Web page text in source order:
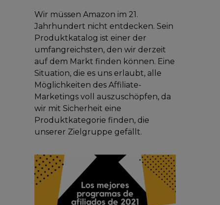
Wir müssen Amazon im 21.
Jahrhundert nicht entdecken. Sein
Produktkatalog ist einer der
umfangreichsten, den wir derzeit
auf dem Markt finden können. Eine
Situation, die es uns erlaubt, alle
Möglichkeiten des Affiliate-
Marketings voll auszuschöpfen, da
wir mit Sicherheit eine
Produktkategorie finden, die
unserer Zielgruppe gefällt.